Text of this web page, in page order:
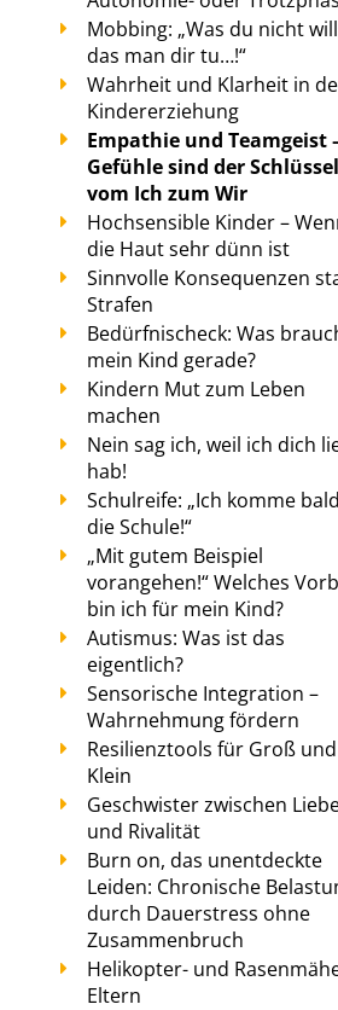
Mobbing: „Was du nicht
das man dir tu…!“
Wahrheit und Klarheit in
Kindererziehung
Empathie und Teamgeist
Gefühle sind der Schlüssel
vom Ich zum Wir
Hochsensible Kinder –
die Haut sehr dünn ist
Sinnvolle Konsequenzen
Strafen
Bedürfnischeck: Was
mein Kind gerade?
Kindern Mut zum Leben
machen
Nein sag ich, weil ich dich
hab!
Schulreife: „Ich komme
die Schule!“
„Mit gutem Beispiel
vorangehen!“ Welches
bin ich für mein Kind?
Autismus: Was ist das
eigentlich?
Sensorische Integration –
Wahrnehmung fördern
Resilienztools für Groß und
Klein
Geschwister zwischen
und Rivalität
Burn on, das unentdeckte
Leiden: Chronische
durch Dauerstress ohne
Zusammenbruch
Helikopter- und
Eltern